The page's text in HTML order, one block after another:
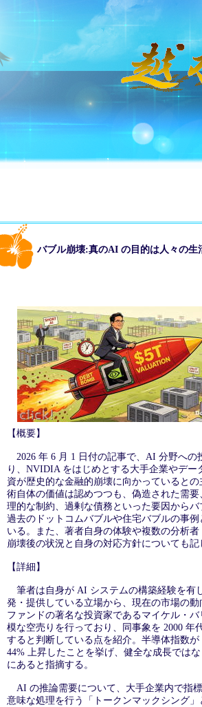
バブル崩壊:真のAI の目的は人々の生
【概要】
2026 年 6 月 1 日付の記事で、AI 分野への
り、NVIDIA をはじめとする大手企業やデー
資が歴史的な金融的崩壊に向かっていると
術自体の価値は認めつつも、偽造された需
理的な制約、過剰な債務といった要因からバ
過去のドットコムバブルや住宅バブルの事
いる。また、著者自身の体験や複数の分析者
崩壊後の状況と自身の対応方針についても記
【詳細】
筆者は自身が AI システムの構築経験を有
発・提供している立場から、現在の市場の
ファンドの著名な投資家であるマイケル・
模な空売りを行っており、同事象を 2000 年
すると判断している点を紹介。半導体指数が
44% 上昇したことを挙げ、健全な成長では
にあると指摘する。
AI の推論需要について、大手企業内で指
意味な処理を行う「トークンマックシング